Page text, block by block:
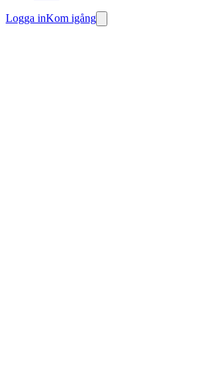
Logga inKom igång